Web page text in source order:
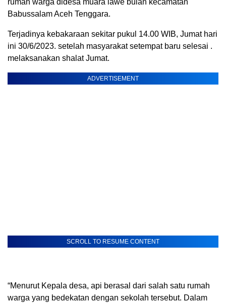
rumah warga didesa muara lawe bulan kecamatan
Babussalam Aceh Tenggara.
Terjadinya kebakaraan sekitar pukul 14.00 WIB, Jumat hari
ini 30/6/2023. setelah masyarakat setempat baru selesai .
melaksanakan shalat Jumat.
ADVERTISEMENT
SCROLL TO RESUME CONTENT
“Menurut Kepala desa, api berasal dari salah satu rumah
warga yang bedekatan dengan sekolah tersebut. Dalam